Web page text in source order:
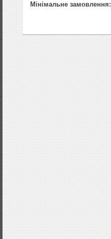
Мінімальне замовлення: